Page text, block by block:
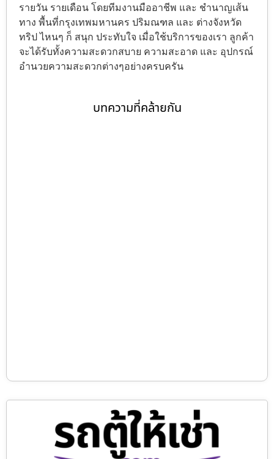
รายวัน รายเดือน โดยทีมงานมืออาชีพ และ ชำนาญเส้น
ทาง พื้นที่กรุงเทพมหานคร ปริมณฑล และ ต่างจังหวัด
ทริป ไหนๆ ก็ สนุก ประทับใจ เมื่อใช้บริการของเรา ลูกค้า
จะได้รับทั้งความสะดวกสบาย ความสะอาด และ อุปกรณ์
อำนวยความสะดวกต่างๆอย่างครบครัน
บทความที่คล้ายกัน